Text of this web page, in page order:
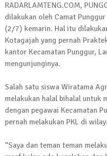
Puluhan
Balai
Kadus
4
News Flash
iklan ucapan HUT RI
Maling Jebol Plafon
Rumbia, Pelaku
26 Juli 2025 | 10:33
News Flash
RADARLAMTENG.COM,
dilakukan oleh Camat
(2/7) kemarin. Hal itu
Kotagajah yang pernah
kantor Kecamatan Punggur,
mengunjunginya.
Salah satu siswa Wiratama
melakukan halal bihalal untuk
dengan pegawai Kecamatan
pernah melakukan PKL di
“Saya dan teman teman